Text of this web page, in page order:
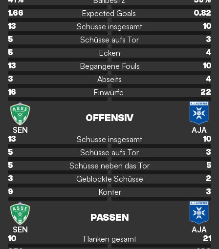
1.66
Expected Goals
0.82
13
Schüsse insgesamt
10
5
Schüsse aufs Tor
3
5
Ecken
4
13
Begangene Fouls
10
3
Abseits
4
16
Einwürfe 22
SEN
OFFENSIV
AJA
13 Schüsse insgesamt
10
5
Schüsse aufs Tor
3
5
Schüsse neben das Tor
5
3
Geblockte Schüsse
2
9
Konter 3
SEN
PASSEN
AJA
10 Flanken gesamt
21